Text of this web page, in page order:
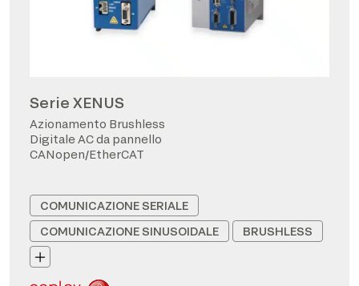
Serie XENUS
Azionamento Brushless
Digitale AC da pannello
CANopen/EtherCAT
COMUNICAZIONE SERIALE
COMUNICAZIONE SINUSOIDALE
BRUSHLESS